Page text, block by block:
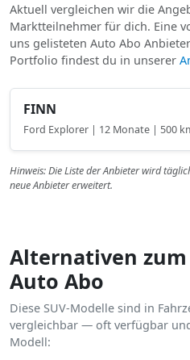
Aktuell vergleichen wir die
Marktteilnehmer für dich. Eine
uns gelisteten Auto Abo
Portfolio findest du in unserer
FINN
Ford Explorer | 12 Monate | 500
Hinweis: Die Liste der Anbieter wird
neue Anbieter erweitert.
Alternativen zum
Auto Abo
Diese SUV-Modelle sind in
vergleichbar — oft verfügbar
Modell: